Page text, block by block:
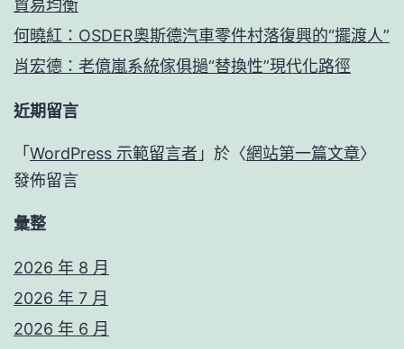
貿易均衡
何曉紅：OSDER奧斯德汽車零件村落復興的“擺渡人”
肖宏德：老億嵐系統傢俱撾“替換性”現代化路徑
近期留言
「 WordPress 示範留言者 」於〈網站第一篇文章〉
發佈留言
彙整
2026 年 8 月
2026 年 7 月
2026 年 6 月